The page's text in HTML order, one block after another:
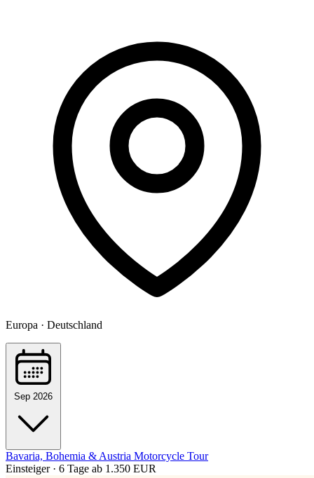
Europa · Deutschland
Sep 2026
Bavaria, Bohemia & Austria Motorcycle Tour
Einsteiger · 6 Tage ab 1.350 EUR